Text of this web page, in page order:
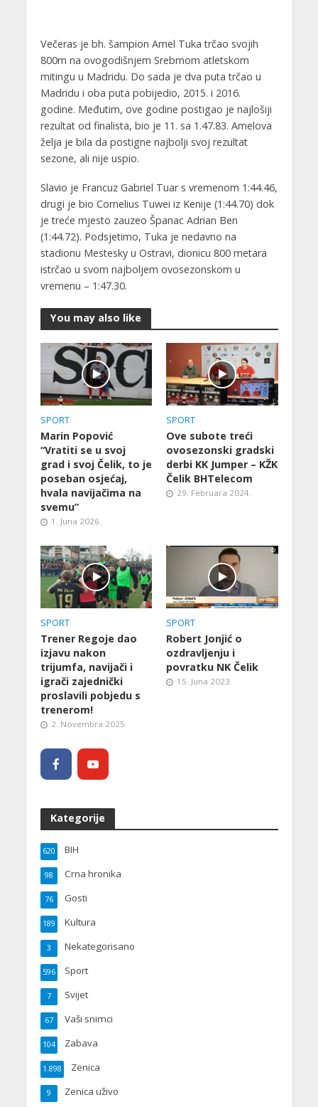
Večeras je bh. šampion Amel Tuka trčao svojih
800m na ovogodišnjem Srebrnom atletskom
mitingu u Madridu. Do sada je dva puta trčao u
Madridu i oba puta pobijedio, 2015. i 2016.
godine. Međutim, ove godine postigao je najlošiji
rezultat od finalista, bio je 11. sa 1.47.83. Amelova
želja je bila da postigne najbolji svoj rezultat
sezone, ali nije uspio.
Slavio je Francuz Gabriel Tuar s vremenom 1:44.46,
drugi je bio Cornelius Tuwei iz Kenije (1:44.70) dok
je treće mjesto zauzeo Španac Adrian Ben
(1:44.72). Podsjetimo, Tuka je nedavno na
stadionu Mestesky u Ostravi, dionicu 800 metara
istrčao u svom najboljem ovosezonskom u
vremenu – 1:47.30.
You may also like
SPORT
Marin Popović
“Vratiti se u svoj
grad i svoj Čelik, to je
poseban osjećaj,
hvala navijačima na
svemu”
1. Juna 2026.
SPORT
Ove subote treći
ovosezonski gradski
derbi KK Jumper – KŽK
Čelik BHTelecom
29. Februara 2024.
SPORT
Trener Regoje dao
izjavu nakon
trijumfa, navijači i
igrači zajednički
proslavili pobjedu s
trenerom!
2. Novembra 2025.
SPORT
Robert Jonjić o
ozdravljenju i
povratku NK Čelik
15. Juna 2023.
Kategorije
BIH
620
Crna hronika
98
Gosti
76
Kultura
189
Nekategorisano
3
Sport
596
Svijet
7
Vaši snimci
67
Zabava
104
Zenica
1.898
Zenica uživo
9